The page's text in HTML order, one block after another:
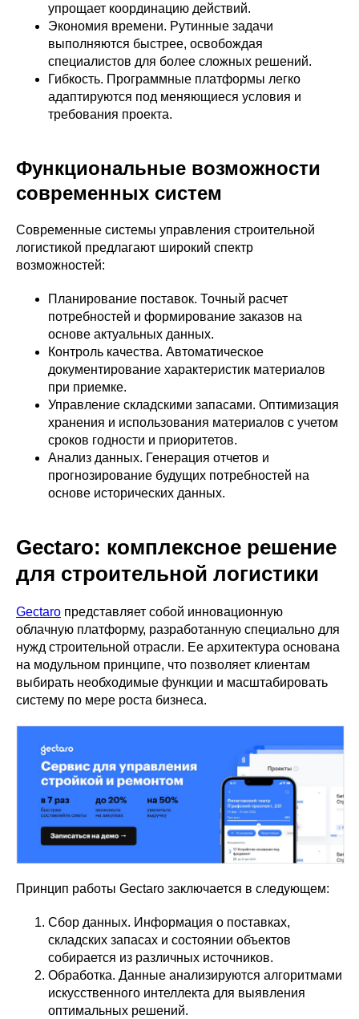
упрощает координацию действий.
Экономия времени. Рутинные задачи
выполняются быстрее, освобождая
специалистов для более сложных решений.
Гибкость. Программные платформы легко
адаптируются под меняющиеся условия и
требования проекта.
Функциональные возможности
современных систем
Современные системы управления строительной
логистикой предлагают широкий спектр
возможностей:
Планирование поставок. Точный расчет
потребностей и формирование заказов на
основе актуальных данных.
Контроль качества. Автоматическое
документирование характеристик материалов
при приемке.
Управление складскими запасами. Оптимизация
хранения и использования материалов с учетом
сроков годности и приоритетов.
Анализ данных. Генерация отчетов и
прогнозирование будущих потребностей на
основе исторических данных.
Gectaro: комплексное решение
для строительной логистики
Gectaro представляет собой инновационную
облачную платформу, разработанную специально для
нужд строительной отрасли. Ее архитектура основана
на модульном принципе, что позволяет клиентам
выбирать необходимые функции и масштабировать
систему по мере роста бизнеса.
Принцип работы Gectaro заключается в следующем:
Сбор данных. Информация о поставках,
складских запасах и состоянии объектов
собирается из различных источников.
Обработка. Данные анализируются алгоритмами
искусственного интеллекта для выявления
оптимальных решений.